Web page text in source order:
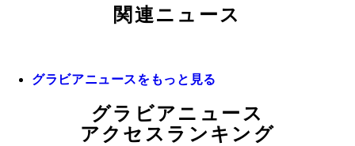
関連ニュース
グラビアニュースをもっと見る
グラビアニュース
アクセスランキング